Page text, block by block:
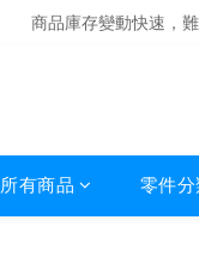
商品庫存變動快速，
商品庫存變動快速，
所有商品 零件分